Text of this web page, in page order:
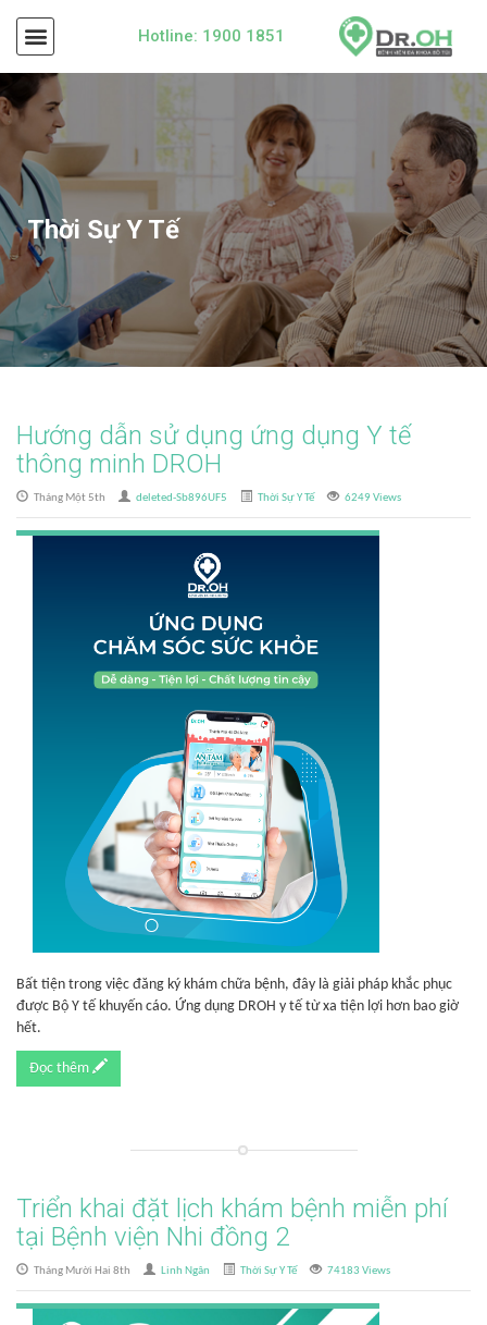
Hotline: 1900 1851
Thời Sự Y Tế
Hướng dẫn sử dụng ứng dụng Y tế
thông minh DROH
Tháng Một 5th deleted-Sb896UF5 Thời Sự Y Tế 6249 Views
Bất tiện trong việc đăng ký khám chữa bệnh, đây là giải pháp khắc phục
được Bộ Y tế khuyến cáo. Ứng dụng DROH y tế từ xa tiện lợi hơn bao giờ
hết.
Đọc thêm
Triển khai đặt lịch khám bệnh miễn phí
tại Bệnh viện Nhi đồng 2
Tháng Mười Hai 8th Linh Ngân Thời Sự Y Tế 74183 Views